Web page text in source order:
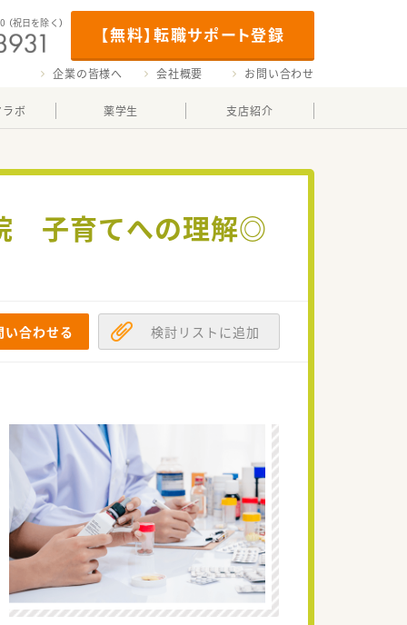
【無料】転職サポート登録
（祝日を除く）
企業の皆様へ 会社概要 お問い合わせ
ボ 薬学生 支店紹介
子育てへの理解◎
い合わせる 検討リストに追加